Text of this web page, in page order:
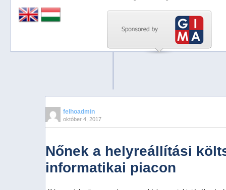
felhoadmin
október 4, 2017
Nőnek a helyreállítási
informatikai piacon